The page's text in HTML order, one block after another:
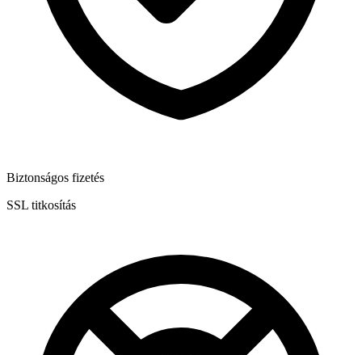
Biztonságos fizetés
SSL titkosítás